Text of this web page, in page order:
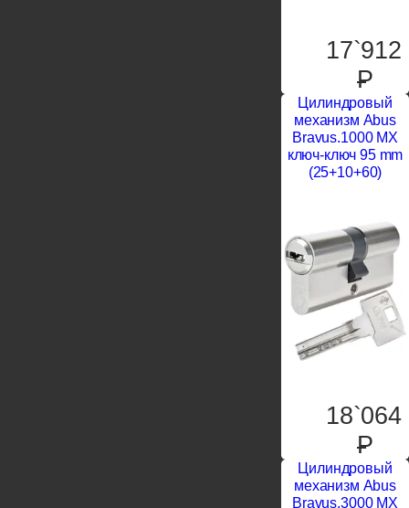
17`912
P
Цилиндровый
механизм Abus
Bravus.1000 MX
ключ-ключ 95 mm
(25+10+60)
18`064
P
Цилиндровый
механизм Abus
Bravus.3000 MX